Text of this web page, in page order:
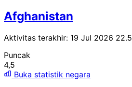
Afghanistan
Aktivitas terakhir: 19 Jul 2026
Puncak
4,5
Buka statistik negara